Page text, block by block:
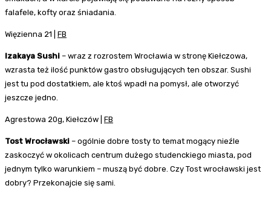
falafele, kofty oraz śniadania.
Więzienna 21 | FB
Izakaya Sushi – wraz z rozrostem Wrocławia w stronę Kiełczowa,
wzrasta też ilość punktów gastro obsługujących ten obszar. Sushi
jest tu pod dostatkiem, ale ktoś wpadł na pomysł, ale otworzyć
jeszcze jedno.
Agrestowa 20g, Kiełczów | FB
Tost Wrocławski – ogólnie dobre tosty to temat mogący nieźle
zaskoczyć w okolicach centrum dużego studenckiego miasta, pod
jednym tylko warunkiem – muszą być dobre. Czy Tost wrocławski jest
dobry? Przekonajcie się sami.